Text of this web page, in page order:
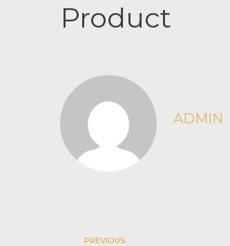
Product
ADMIN
PREVIOUS